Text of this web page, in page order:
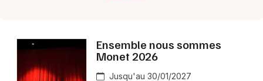
Magazine à Louviers
Ensemble nous sommes
Monet 2026
Jusqu'au 30/01/2027